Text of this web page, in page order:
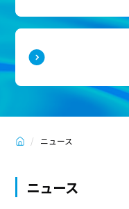
ニュース
ニュース